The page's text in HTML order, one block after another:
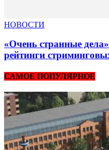
НОВОСТИ
«Очень странные
рейтинги
САМОЕ ПОПУЛЯРНОЕ